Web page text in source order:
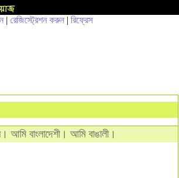
| রেজিস্ট্রেশন করুন | রিফ্রেস
বাংলাদেশী। আমি বাঙালী।